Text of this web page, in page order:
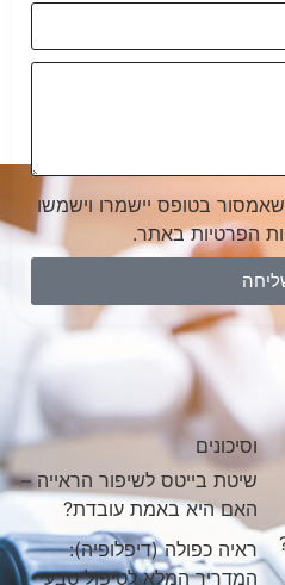
בטופס יישמרו וישמשו
הפרטיות באתר.
וסיכונים
שיטת בייטס לשיפור הראייה –
האם היא באמת עובדת?
ראיה כפולה (דיפלופיה):
המדריך המלא לטיפול טבעי